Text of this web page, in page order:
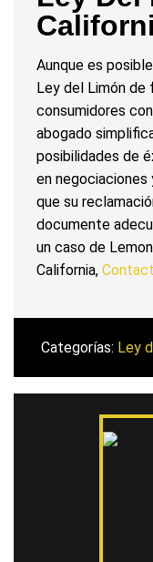
Aunque es
Ley del Limón de
consumidores
abogado
posibilidades de
en
que su
documente
un caso de
California,
Categorías: Ley